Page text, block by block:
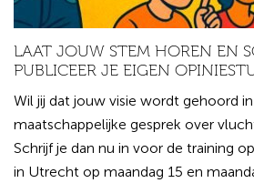
LAAT JOUW STEM HOREN EN
PUBLICEER JE EIGEN
Wil jij dat jouw visie wordt gehoord
maatschappelijke gesprek over
Schrijf je dan nu in voor de training
in Utrecht op maandag 15 en